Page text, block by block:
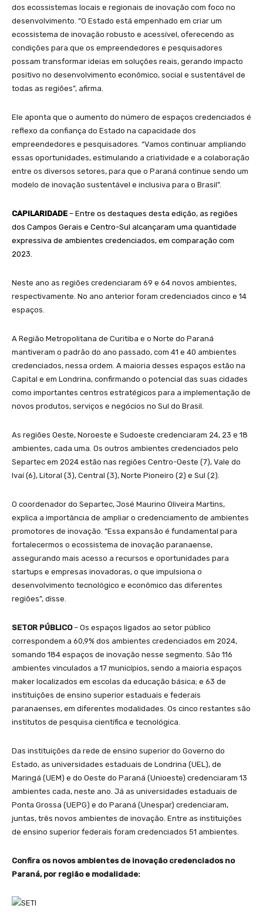
dos ecossistemas locais e regionais de inovação com foco no
desenvolvimento. “O Estado está empenhado em criar um
ecossistema de inovação robusto e acessível, oferecendo as
condições para que os empreendedores e pesquisadores
possam transformar ideias em soluções reais, gerando impacto
positivo no desenvolvimento econômico, social e sustentável de
todas as regiões”, afirma.
Ele aponta que o aumento do número de espaços credenciados é
reflexo da confiança do Estado na capacidade dos
empreendedores e pesquisadores. “Vamos continuar ampliando
essas oportunidades, estimulando a criatividade e a colaboração
entre os diversos setores, para que o Paraná continue sendo um
modelo de inovação sustentável e inclusiva para o Brasil”.
CAPILARIDADE – Entre os destaques desta edição, as regiões
dos Campos Gerais e Centro-Sul alcançaram uma quantidade
expressiva de ambientes credenciados, em comparação com
2023.
Neste ano as regiões credenciaram 69 e 64 novos ambientes,
respectivamente. No ano anterior foram credenciados cinco e 14
espaços.
A Região Metropolitana de Curitiba e o Norte do Paraná
mantiveram o padrão do ano passado, com 41 e 40 ambientes
credenciados, nessa ordem. A maioria desses espaços estão na
Capital e em Londrina, confirmando o potencial das suas cidades
como importantes centros estratégicos para a implementação de
novos produtos, serviços e negócios no Sul do Brasil.
As regiões Oeste, Noroeste e Sudoeste credenciaram 24, 23 e 18
ambientes, cada uma. Os outros ambientes credenciados pelo
Separtec em 2024 estão nas regiões Centro-Oeste (7), Vale do
Ivaí (6), Litoral (3), Central (3), Norte Pioneiro (2) e Sul (2).
O coordenador do Separtec, José Maurino Oliveira Martins,
explica a importância de ampliar o credenciamento de ambientes
promotores de inovação. “Essa expansão é fundamental para
fortalecermos o ecossistema de inovação paranaense,
assegurando mais acesso a recursos e oportunidades para
startups e empresas inovadoras, o que impulsiona o
desenvolvimento tecnológico e econômico das diferentes
regiões”, disse.
SETOR PÚBLICO– Os espaços ligados ao setor público
correspondem a 60,9% dos ambientes credenciados em 2024,
somando 184 espaços de inovação nesse segmento. São 116
ambientes vinculados a 17 municípios, sendo a maioria espaços
maker localizados em escolas da educação básica; e 63 de
instituições de ensino superior estaduais e federais
paranaenses, em diferentes modalidades. Os cinco restantes são
institutos de pesquisa científica e tecnológica.
Das instituições da rede de ensino superior do Governo do
Estado, as universidades estaduais de Londrina (UEL), de
Maringá (UEM) e do Oeste do Paraná (Unioeste) credenciaram 13
ambientes cada, neste ano. Já as universidades estaduais de
Ponta Grossa (UEPG) e do Paraná (Unespar) credenciaram,
juntas, três novos ambientes de inovação. Entre as instituições
de ensino superior federais foram credenciados 51 ambientes.
Confira os novos ambientes de inovação credenciados no
Paraná, por região e modalidade: